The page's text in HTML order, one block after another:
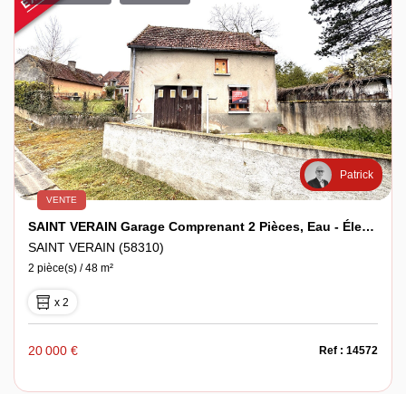
Espace client
Patrick
VENTE
SAINT VERAIN Garage Comprenant 2 Pièces, Eau - Électricité-Tout À L'égout .
SAINT VERAIN (58310)
2 pièce(s) / 48 m²
x 2
20 000 € Ref : 14572